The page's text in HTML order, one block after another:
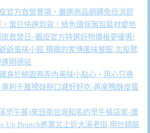
官方直營賣場，嚴選商品網購免低消即
當日快速到貨，綠色環保無包裝材愛地
直營日~蝦皮官方特選好物價格更優惠!
爺風味小館 精緻的家傳風味餐館,北投聚
明德站
身於桃園巷弄內美味小點心，用心只專
利千層撩妹餅口感好好吃-再來鴨酥皮蛋
早午餐)來自南台灣知名的早午餐店家-濰
Up Brunch進軍北上近大溪老街,用炒鍋裝